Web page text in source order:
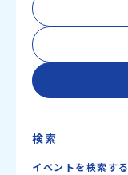
検索
イベントを検索する